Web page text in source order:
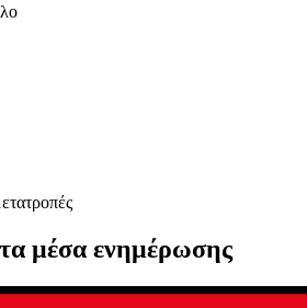
μέσα ενημέρωσης